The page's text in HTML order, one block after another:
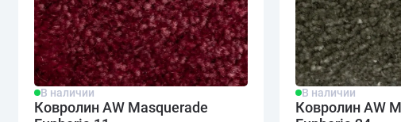
В наличии
Ковролин AW Masquerade
В наличии
Ковролин AW